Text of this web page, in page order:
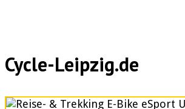
Cycle-Leipzig.de